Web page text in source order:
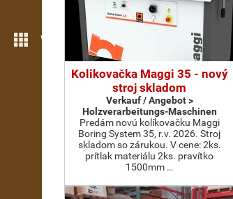
Weitere Funktionen
Kolikovačka Maggi 35 - nový
stroj skladom
Verkauf / Angebot >
Holzverarbeitungs-Maschinen
Predám novú kolíkovačku Maggi
Boring System 35, r.v. 2026. Stroj
skladom so zárukou. V cene: 2ks.
prítlak materiálu 2ks. pravítko
1500mm …